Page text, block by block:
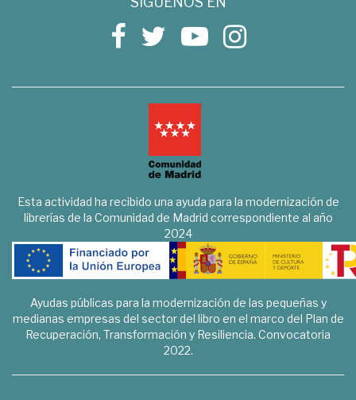
Esta actividad ha recibido una ayuda para la modernización de
librerías de la Comunidad de Madrid correspondiente al año
2024
Ayudas públicas para la modernización de las pequeñas y
medianas empresas del sector del libro en el marco del Plan de
Recuperación, Transformación y Resiliencia. Convocatoria
2022.